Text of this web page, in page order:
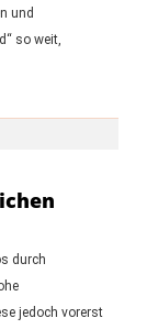
und
so weit,
durch
jedoch vorerst